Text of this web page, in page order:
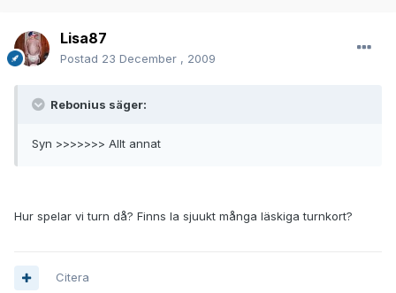
Lisa87
Postad 23 December , 2009
Rebonius säger:
Syn >>>>>>> Allt annat
Hur spelar vi turn då? Finns la sjuukt många läskiga turnkort?
Citera